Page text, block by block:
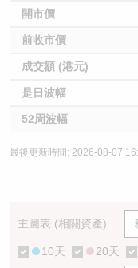
開市價
前收市價
成交額 (港元)
是日波幅
52周波幅
最後更新時間: 2026-08-07
主圖表 (相關資產)
10天 20天